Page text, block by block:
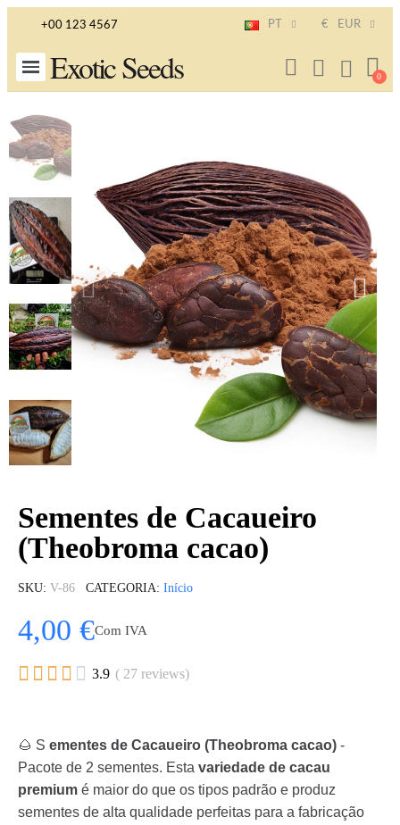
+00 123 4567 PT € EUR
Exotic Seeds
Sementes de Cacaueiro
(Theobroma cacao)
SKU V-86 CATEGORIA Início
4,00 €Com IVA
     3.9 ( 27 reviews)
🌰 S ementes de Cacaueiro (Theobroma cacao) -
Pacote de 2 sementes. Esta variedade de cacau
premium é maior do que os tipos padrão e produz
sementes de alta qualidade perfeitas para a fabricação